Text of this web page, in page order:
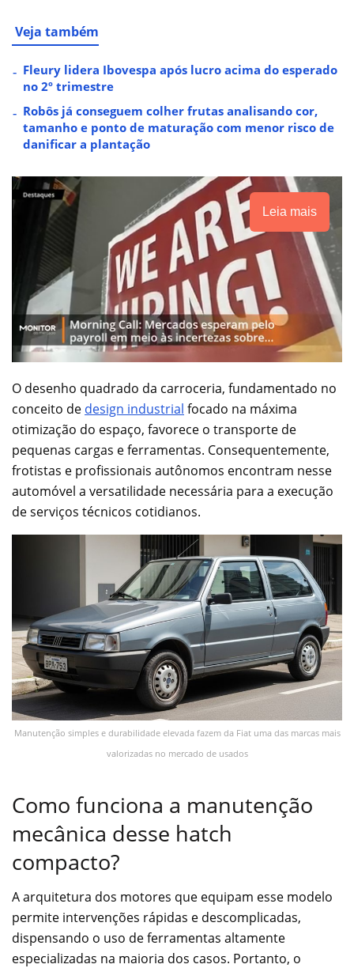
Veja também
Fleury lidera Ibovespa após lucro acima do esperado
no 2º trimestre
Robôs já conseguem colher frutas analisando cor,
tamanho e ponto de maturação com menor risco de
danificar a plantação
Leia mais
O desenho quadrado da carroceria, fundamentado no
conceito de design industrial focado na máxima
otimização do espaço, favorece o transporte de
pequenas cargas e ferramentas. Consequentemente,
frotistas e profissionais autônomos encontram nesse
automóvel a versatilidade necessária para a execução
de serviços técnicos cotidianos.
Manutenção simples e durabilidade elevada fazem da Fiat uma das marcas mais
valorizadas no mercado de usados
Como funciona a manutenção
mecânica desse hatch
compacto?
A arquitetura dos motores que equipam esse modelo
permite intervenções rápidas e descomplicadas,
dispensando o uso de ferramentas altamente
especializadas na maioria dos casos. Portanto, o